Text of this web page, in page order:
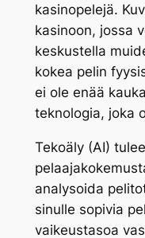
kasinopelejä.
kasinoon, jossa
keskustella
kokea pelin
ei ole enää
teknologia, joka
Tekoäly (AI)
analysoida
sinulle sopivia
vaikeustasoa